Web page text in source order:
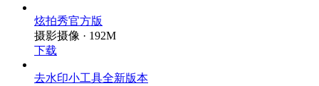
炫拍秀官方版
摄影摄像 · 192M
下载
去水印小工具全新版本